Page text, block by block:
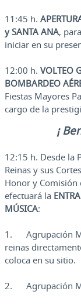
11:45 h.
y SANTA ANA,
iniciar en su
12:00 h. VOLTEO
BOMBARDEO
Fiestas Mayores
cargo de la
¡
12:15 h. Desde la
Reinas y sus
Honor y Comisión
efectuará la
MÚSICA:
1. Agrupación
reinas
coloca en su sitio.
2. Agrupación